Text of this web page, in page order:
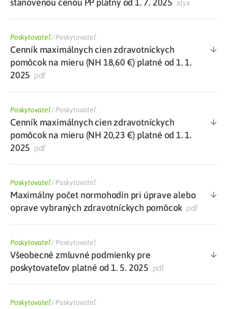
stanovenou cenou PP platný od 1. 7. 2025 xlsx
Poskytovateľ/Poskytovateľ
Cenník maximálnych cien zdravotníckych
pomôcok na mieru (NH 18,60 €) platné od 1. 1.
2025 pdf
Poskytovateľ/Poskytovateľ
Cenník maximálnych cien zdravotníckych
pomôcok na mieru (NH 20,23 €) platné od 1. 1.
2025 pdf
Poskytovateľ/Poskytovateľ
Maximálny počet normohodín pri úprave alebo
oprave vybraných zdravotníckych pomôcok pdf
Poskytovateľ/Poskytovateľ
Všeobecné zmluvné podmienky pre
poskytovateľov platné od 1. 5. 2025 pdf
Poskytovateľ/Poskytovateľ